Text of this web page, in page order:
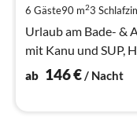
6 Gäste90 m23
Urlaub am Bade- &
mit Kanu und SUP,
ab 146€/ Nacht